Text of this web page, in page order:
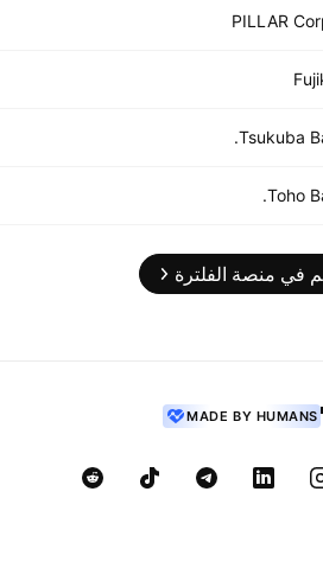
PILLAR
Tsukuba
Toho
في منصة الفلترة
MADE BY HUMANS